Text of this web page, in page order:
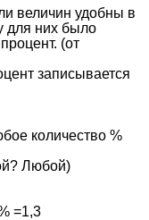
величин удобны в
для них было
(от
записывается
количество %
Любой)
=1,3